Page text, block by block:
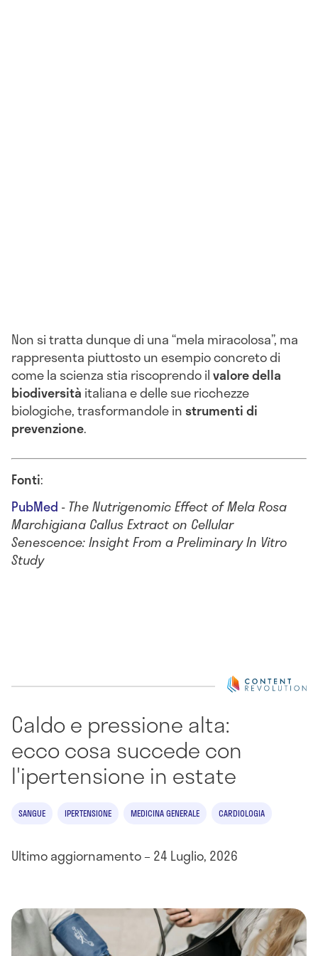
Non si tratta dunque di una “mela miracolosa”, ma
rappresenta piuttosto un esempio concreto di
come la scienza stia riscoprendo ilvalore della
biodiversità italiana e delle sue ricchezze
biologiche, trasformandole instrumenti di
prevenzione.
Fonti:
PubMed - The Nutrigenomic Effect of Mela Rosa
Marchigiana Callus Extract on Cellular
Senescence: Insight From a Preliminary In Vitro
Study
Caldo e pressione alta:
ecco cosa succede con
l'ipertensione in estate
SANGUE IPERTENSIONE MEDICINA GENERALE CARDIOLOGIA
Ultimo aggiornamento – 24 Luglio, 2026